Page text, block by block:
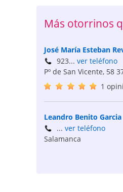
Más otorrinos
José María Esteban
923... ver teléfono
Pº de San Vicente, 58
1
Leandro Benito Garcia
... ver teléfono
Salamanca